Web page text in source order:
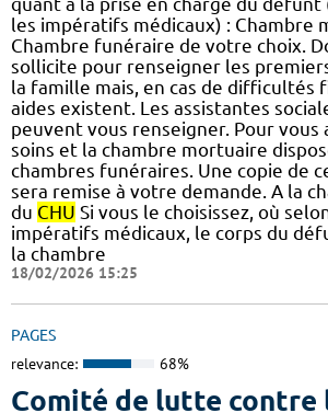
les impératifs médicaux) : Chambre
Chambre funéraire de votre choix.
sollicite pour renseigner les
la famille mais, en cas de difficultés
aides existent. Les assistantes
peuvent vous renseigner. Pour vous
soins et la chambre mortuaire
chambres funéraires. Une copie de
sera remise à votre demande. A la
du CHU Si vous le choisissez, où
impératifs médicaux, le corps du
la chambre
18/02/2026 15:25
PAGES
relevance: 68%
Comité de lutte contre